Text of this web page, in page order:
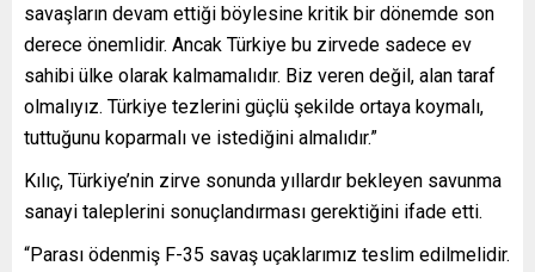
savaşların devam ettiği böylesine kritik bir dönemde son
derece önemlidir. Ancak Türkiye bu zirvede sadece ev
sahibi ülke olarak kalmamalıdır. Biz veren değil, alan taraf
olmalıyız. Türkiye tezlerini güçlü şekilde ortaya koymalı,
tuttuğunu koparmalı ve istediğini almalıdır.”
Kılıç, Türkiye’nin zirve sonunda yıllardır bekleyen savunma
sanayi taleplerini sonuçlandırması gerektiğini ifade etti.
“Parası ödenmiş F-35 savaş uçaklarımız teslim edilmelidir.